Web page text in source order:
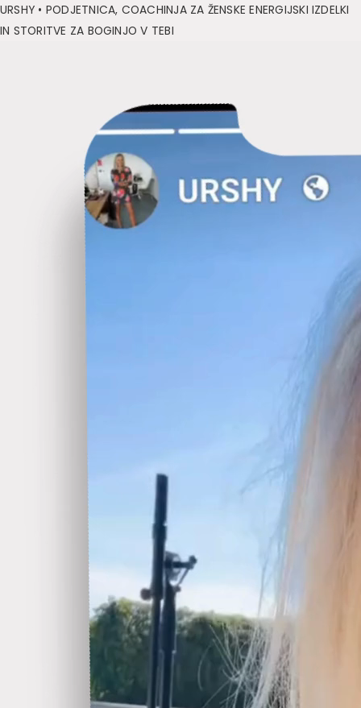
URSHY • PODJETNICA, COACHINJA ZA ŽENSKE ENERGIJSKI IZDELKI
IN STORITVE ZA BOGINJO V TEBI